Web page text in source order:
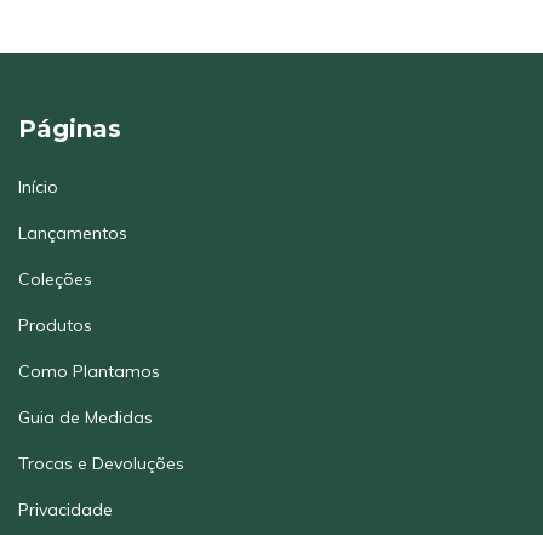
Páginas
Início
Lançamentos
Coleções
Produtos
Como Plantamos
Guia de Medidas
Trocas e Devoluções
Privacidade